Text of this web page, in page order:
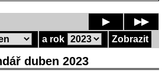
a rok Zobrazit
▶ ▶▶
duben 2023